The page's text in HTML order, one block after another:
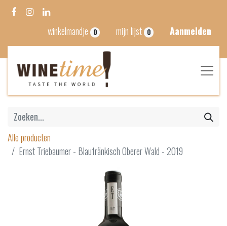
winkelmandje 0 mijn lijst 0 Aanmelden
Alle producten
Ernst Triebaumer - Blaufränkisch Oberer Wald - 2019